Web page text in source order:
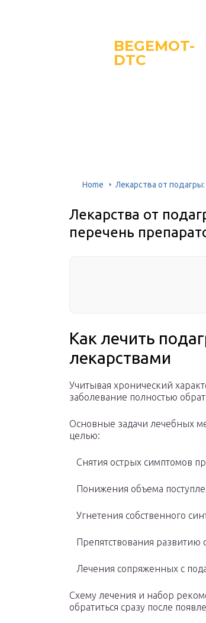
BEGEMOT-
DTC
Home Лекарства от
Лекарства от
перечень
Как лечить
лекарствами
Учитывая хронический
заболевание полностью
Основные задачи лечебных
целью:
Снятия острых симптомов
Понижения объема
Угнетения собственного
Препятствования развитию
Лечения сопряженных с
Схему лечения и набор
обратиться сразу после